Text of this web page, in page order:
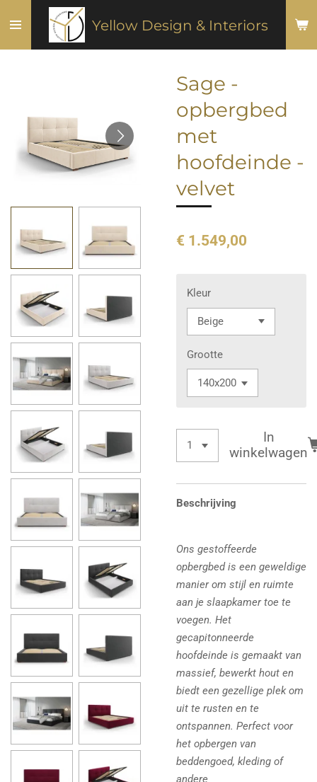
direct
naar
Yellow Design & Interiors
Sage -
opbergbed
met
hoofdeinde -
velvet
€ 1.549,00
Kleur
Grootte
In
winkelwagen
Beschrijving
Ons gestoffeerde
opbergbed is een geweldige
manier om stijl en ruimte
aan je slaapkamer toe te
voegen. Het
gecapitonneerde
hoofdeinde is gemaakt van
massief, bewerkt hout en
biedt een gezellige plek om
uit te rusten en te
ontspannen. Perfect voor
het opbergen van
beddengoed, kleding of
andere